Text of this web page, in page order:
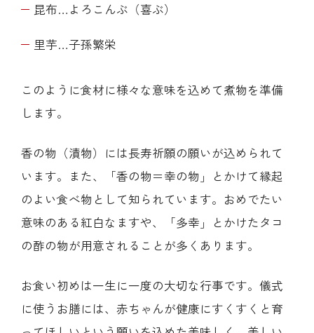
昆布…よろこんぶ（喜ぶ）
里芋…子孫繁栄
このように食材に様々な意味を込めて煮物を準備
します。
香の物（漬物）には長寿祈願の願いが込められて
います。また、「香の物＝幸の物」とかけて縁起
のよい食べ物として知られています。おめでたい
意味のある紅白なますや、「多幸」とかけたタコ
の酢の物が用意されることが多くあります。
お食い初めは一生に一度の大切な行事です。儀式
に使うお膳には、赤ちゃんが健康にすくすくと育